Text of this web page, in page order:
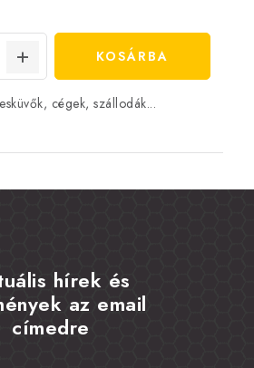
KOSÁRBA
cégek, szállodák...
hírek és
az email
címedre